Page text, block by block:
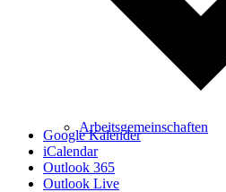
Arbeitsgemeinschaften
Google Kalender
iCalendar
Outlook 365
Outlook Live